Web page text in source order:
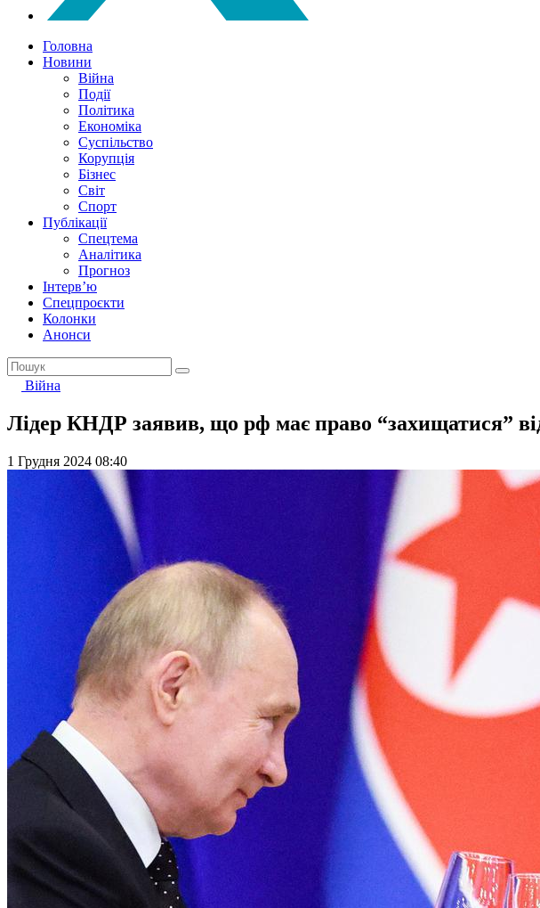
Головна
Новини
Війна
Події
Політика
Економіка
Суспільство
Корупція
Бізнес
Світ
Спорт
Публікації
Спецтема
Аналітика
Прогноз
Інтерв’ю
Спецпроєкти
Колонки
Анонси
Війна
Лідер КНДР заявив, що рф має право “захищатися”
1 Грудня 2024 08:40